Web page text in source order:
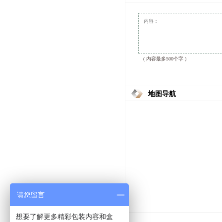
( 内容最多500个字 )
地图导航
请您留言
想要了解更多精彩包装内容和盒